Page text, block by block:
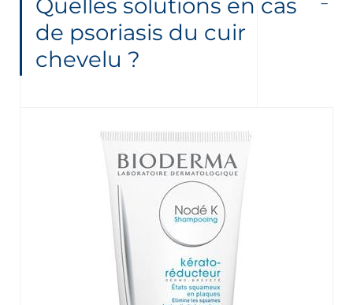
Quelles solutions en cas
de psoriasis du cuir
chevelu ?